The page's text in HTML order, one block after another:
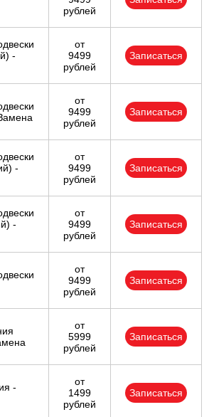
рублей
-
от
9499
рублей
Записаться
от
9499
рублей
Записаться
-
от
9499
рублей
Записаться
-
от
9499
рублей
Записаться
от
9499
рублей
Записаться
от
5999
рублей
Записаться
-
от
1499
рублей
Записаться